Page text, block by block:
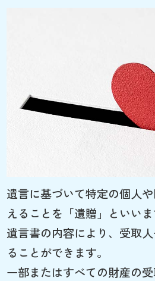
遺言に基づいて特定の個人
えることを「遺贈」といいま
遺言書の内容により、受取
ることができます。
一部またはすべての財産の